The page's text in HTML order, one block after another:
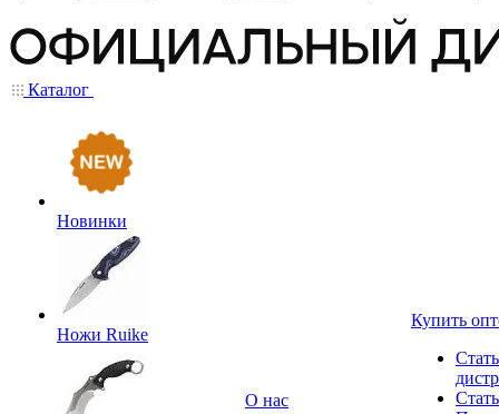
Каталог
Новинки
Ножи Ruike
О нас
Купить